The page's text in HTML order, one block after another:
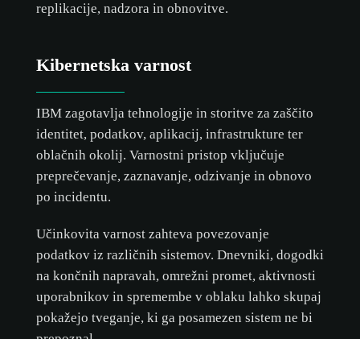
replikacije, nadzora in obnovitve.
Kibernetska varnost
IBM zagotavlja tehnologije in storitve za zaščito
identitet, podatkov, aplikacij, infrastrukture ter
oblačnih okolij. Varnostni pristop vključuje
preprečevanje, zaznavanje, odzivanje in obnovo
po incidentu.
Učinkovita varnost zahteva povezovanje
podatkov iz različnih sistemov. Dnevniki, dogodki
na končnih napravah, omrežni promet, aktivnosti
uporabnikov in spremembe v oblaku lahko skupaj
pokažejo tveganje, ki ga posamezen sistem ne bi